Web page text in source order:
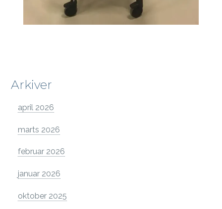
Arkiver
april 2026
marts 2026
februar 2026
januar 2026
oktober 2025